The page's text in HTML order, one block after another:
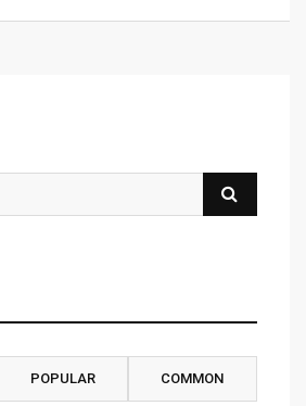
POPULAR COMMON